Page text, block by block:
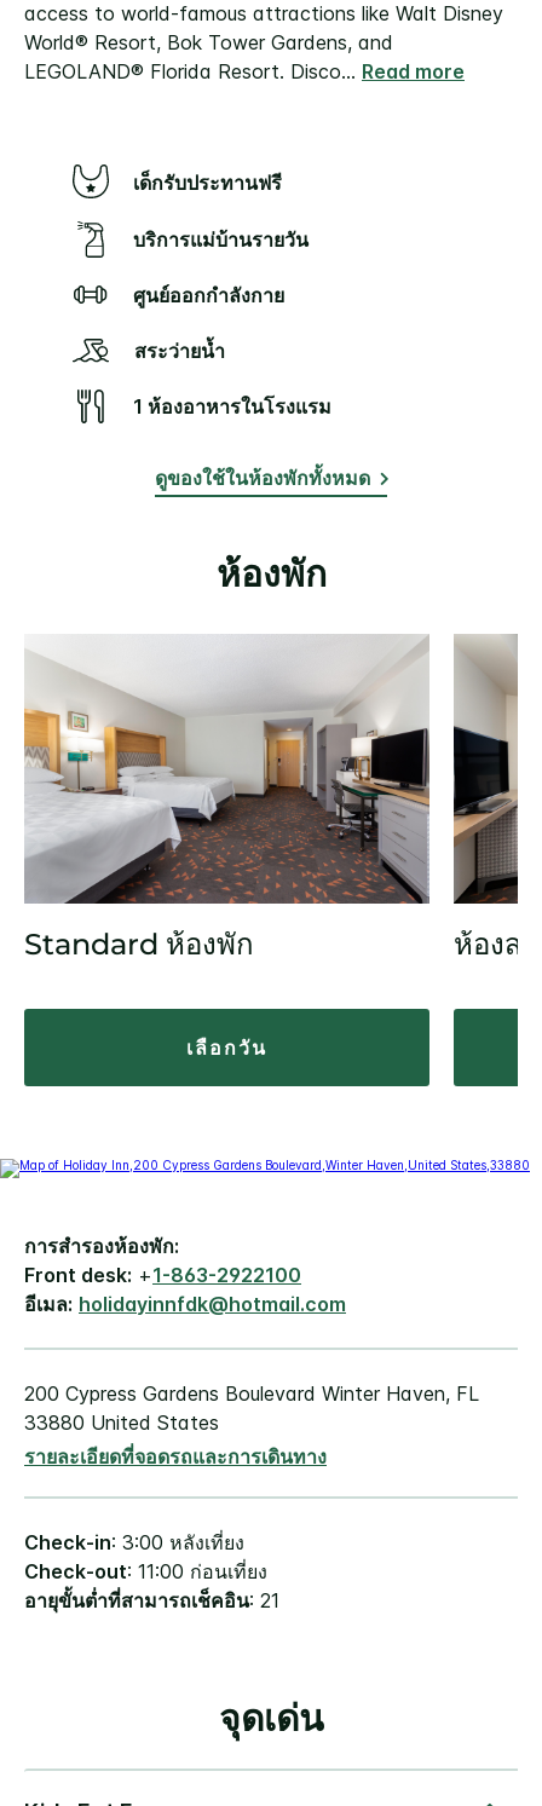
access to world-famous attractions like Walt Disney
World® Resort, Bok Tower Gardens, and
LEGOLAND® Florida Resort. Disco... Read more
เด็กรับประทานฟรี
บริการแม่บ้านรายวัน
ศูนย์ออกกำลังกาย
สระว่ายน้ำ
1 ห้องอาหารในโรงแรม
ดูของใช้ในห้องพักทั้งหมด
ห้องพัก
Standard ห้องพัก
เลือกวัน
ห้องส
การสำรองห้องพัก:
Front desk: +1-863-2922100
อีเมล: holidayinnfdk@hotmail.com
200 Cypress Gardens Boulevard Winter Haven, FL
33880 United States
รายละเอียดที่จอดรถและการเดินทาง
Check-in: 3:00 หลังเที่ยง
Check-out: 11:00 ก่อนเที่ยง
อายุขั้นต่ำที่สามารถเช็คอิน: 21
จุดเด่น